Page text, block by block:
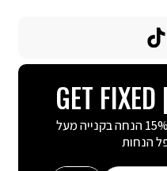
GET
נרשמים ומקבלים אקסטרה 15% הנחה בקנייה מעל